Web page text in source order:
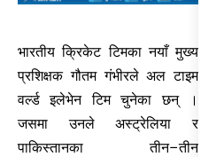
भारतीय क्रिकेट टिमका नयाँ मुख्य
प्रशिक्षक गौतम गंभीरले अल टाइम
वर्ल्ड इलेभेन टिम चुनेका छन् ।
जसमा उनले अस्ट्रेलिया र
पाकिस्तानका तीन–तीन